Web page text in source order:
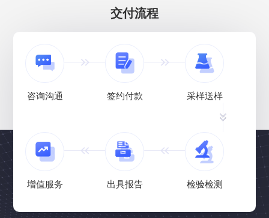
交付流程
咨询沟通 签约付款 采样送样
增值服务 出具报告 检验检测